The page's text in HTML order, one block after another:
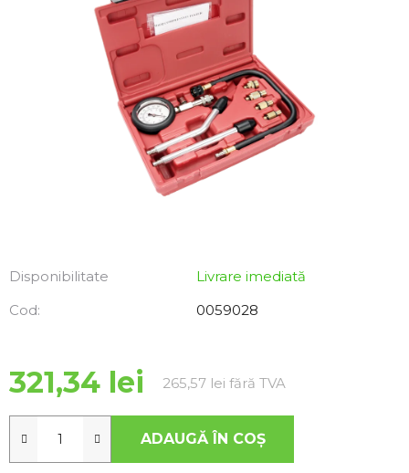
Disponibilitate
Livrare imediată
Cod:
0059028
321,34 lei 265,57 lei fără TVA
ADAUGĂ ÎN COŞ